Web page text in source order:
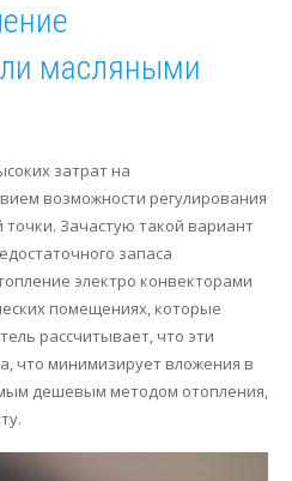
масляными
затрат на
возможности регулирования
Зачастую такой вариант
запаса
электро конвекторами
помещениях, которые
рассчитывает, что эти
что минимизирует вложения в
дешевым методом отопления,